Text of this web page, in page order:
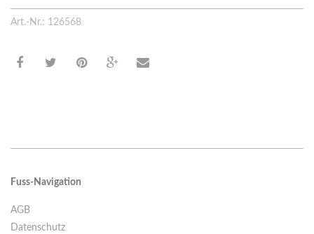
Art.-Nr.: 126568
Fuss-Navigation
AGB
Datenschutz